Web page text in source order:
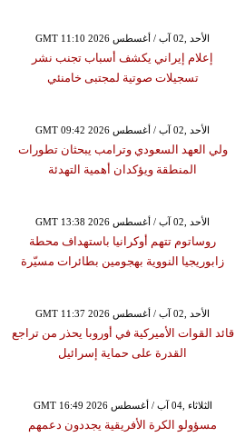
GMT 11:10 2026 الأحد ,02 آب / أغسطس
إعلام إيراني يكشف أسباب تجنب نشر
تسجيلات صوتية لمجتبى خامنئي
GMT 09:42 2026 الأحد ,02 آب / أغسطس
ولي العهد السعودي وترامب يبحثان تطورات
المنطقة ويؤكدان أهمية التهدئة
GMT 13:38 2026 الأحد ,02 آب / أغسطس
روساتوم تتهم أوكرانيا باستهداف محطة
زابوريجيا النووية بهجومين بطائرات مسيّرة
GMT 11:37 2026 الأحد ,02 آب / أغسطس
قائد القوات الأميركية في أوروبا يحذر من تراجع
القدرة على حماية إسرائيل
GMT 16:49 2026 الثلاثاء ,04 آب / أغسطس
مسؤولو الكرة الأفريقية يجددون دعمهم